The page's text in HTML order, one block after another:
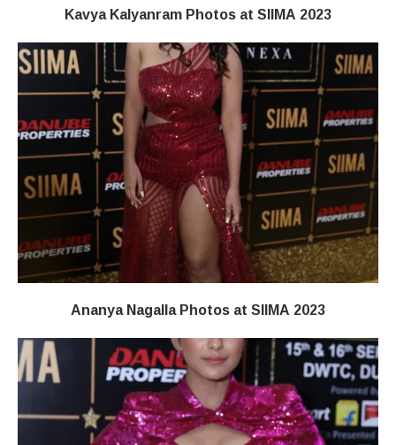
Kavya Kalyanram Photos at SIIMA 2023
Ananya Nagalla Photos at SIIMA 2023